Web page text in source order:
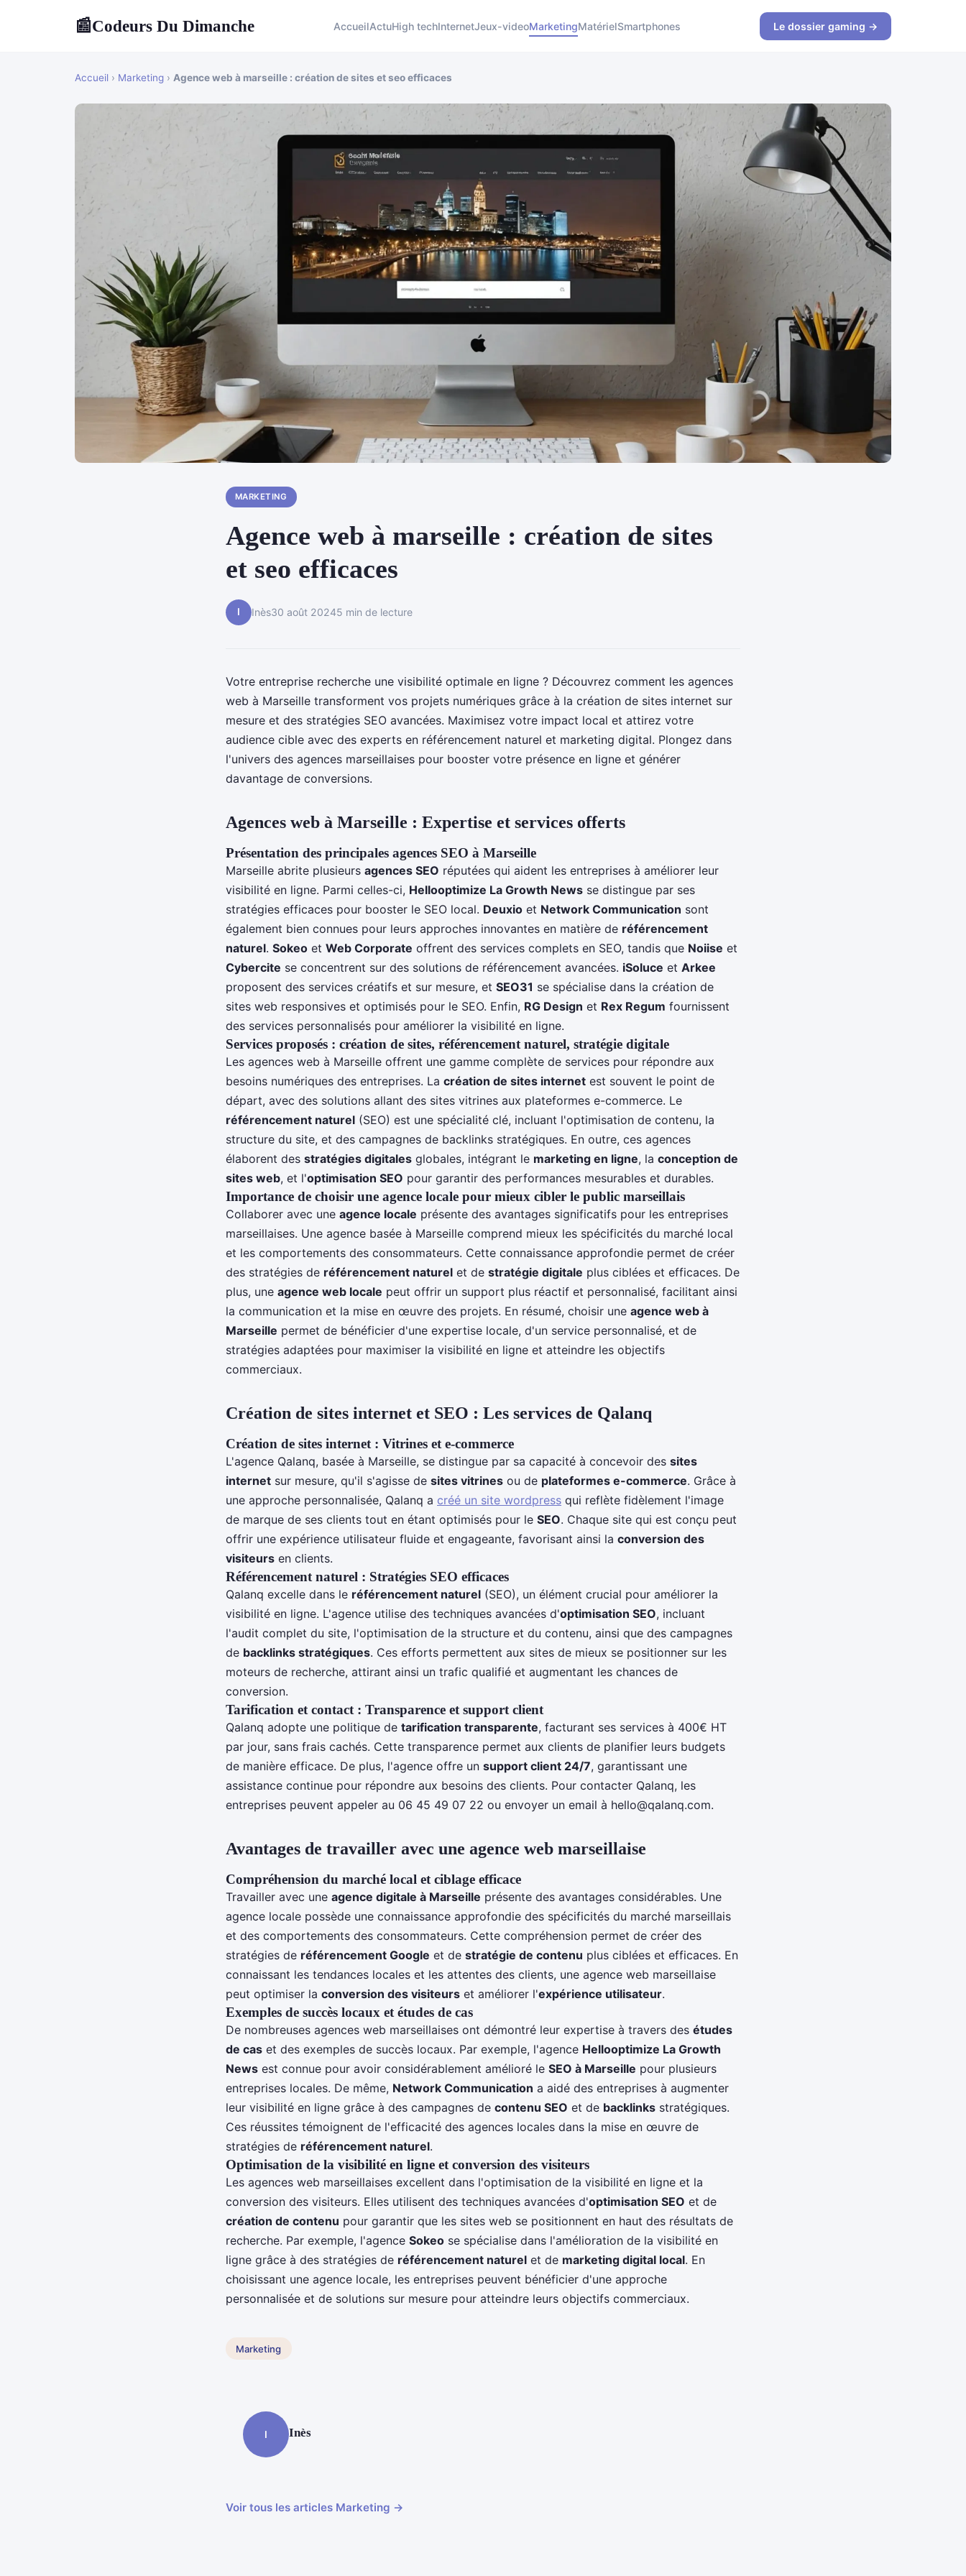
📰Codeurs Du Dimanche AccueilActuHigh techInternetJeux-videoMarketingMatérielSmartphones Le dossier gaming →
Accueil › Marketing › Agence web à marseille : création de sites et seo efficaces
MARKETING
Agence web à marseille : création de sites
et seo efficaces
I Inès30 août 20245 min de lecture
Votre entreprise recherche une visibilité optimale en ligne ? Découvrez comment les agences
web à Marseille transforment vos projets numériques grâce à la création de sites internet sur
mesure et des stratégies SEO avancées. Maximisez votre impact local et attirez votre
audience cible avec des experts en référencement naturel et marketing digital. Plongez dans
l'univers des agences marseillaises pour booster votre présence en ligne et générer
davantage de conversions.
Agences web à Marseille : Expertise et services offerts
Présentation des principales agences SEO à Marseille
Marseille abrite plusieurs agences SEO réputées qui aident les entreprises à améliorer leur
visibilité en ligne. Parmi celles-ci, Hellooptimize La Growth News se distingue par ses
stratégies efficaces pour booster le SEO local. Deuxio et Network Communication sont
également bien connues pour leurs approches innovantes en matière de référencement
naturel. Sokeo et Web Corporate offrent des services complets en SEO, tandis que Noiise et
Cybercite se concentrent sur des solutions de référencement avancées. iSoluce et Arkee
proposent des services créatifs et sur mesure, et SEO31 se spécialise dans la création de
sites web responsives et optimisés pour le SEO. Enfin, RG Design et Rex Regum fournissent
des services personnalisés pour améliorer la visibilité en ligne.
Services proposés : création de sites, référencement naturel, stratégie digitale
Les agences web à Marseille offrent une gamme complète de services pour répondre aux
besoins numériques des entreprises. La création de sites internet est souvent le point de
départ, avec des solutions allant des sites vitrines aux plateformes e-commerce. Le
référencement naturel (SEO) est une spécialité clé, incluant l'optimisation de contenu, la
structure du site, et des campagnes de backlinks stratégiques. En outre, ces agences
élaborent des stratégies digitales globales, intégrant le marketing en ligne, la conception de
sites web, et l'optimisation SEO pour garantir des performances mesurables et durables.
Importance de choisir une agence locale pour mieux cibler le public marseillais
Collaborer avec une agence locale présente des avantages significatifs pour les entreprises
marseillaises. Une agence basée à Marseille comprend mieux les spécificités du marché local
et les comportements des consommateurs. Cette connaissance approfondie permet de créer
des stratégies de référencement naturel et de stratégie digitale plus ciblées et efficaces. De
plus, une agence web locale peut offrir un support plus réactif et personnalisé, facilitant ainsi
la communication et la mise en œuvre des projets. En résumé, choisir une agence web à
Marseille permet de bénéficier d'une expertise locale, d'un service personnalisé, et de
stratégies adaptées pour maximiser la visibilité en ligne et atteindre les objectifs
commerciaux.
Création de sites internet et SEO : Les services de Qalanq
Création de sites internet : Vitrines et e-commerce
L'agence Qalanq, basée à Marseille, se distingue par sa capacité à concevoir des sites
internet sur mesure, qu'il s'agisse de sites vitrines ou de plateformes e-commerce. Grâce à
une approche personnalisée, Qalanq a créé un site wordpress qui reflète fidèlement l'image
de marque de ses clients tout en étant optimisés pour le SEO. Chaque site qui est conçu peut
offrir une expérience utilisateur fluide et engageante, favorisant ainsi la conversion des
visiteurs en clients.
Référencement naturel : Stratégies SEO efficaces
Qalanq excelle dans le référencement naturel (SEO), un élément crucial pour améliorer la
visibilité en ligne. L'agence utilise des techniques avancées d'optimisation SEO, incluant
l'audit complet du site, l'optimisation de la structure et du contenu, ainsi que des campagnes
de backlinks stratégiques. Ces efforts permettent aux sites de mieux se positionner sur les
moteurs de recherche, attirant ainsi un trafic qualifié et augmentant les chances de
conversion.
Tarification et contact : Transparence et support client
Qalanq adopte une politique de tarification transparente, facturant ses services à 400€ HT
par jour, sans frais cachés. Cette transparence permet aux clients de planifier leurs budgets
de manière efficace. De plus, l'agence offre un support client 24/7, garantissant une
assistance continue pour répondre aux besoins des clients. Pour contacter Qalanq, les
entreprises peuvent appeler au 06 45 49 07 22 ou envoyer un email à hello@qalanq.com.
Avantages de travailler avec une agence web marseillaise
Compréhension du marché local et ciblage efficace
Travailler avec une agence digitale à Marseille présente des avantages considérables. Une
agence locale possède une connaissance approfondie des spécificités du marché marseillais
et des comportements des consommateurs. Cette compréhension permet de créer des
stratégies de référencement Google et de stratégie de contenu plus ciblées et efficaces. En
connaissant les tendances locales et les attentes des clients, une agence web marseillaise
peut optimiser la conversion des visiteurs et améliorer l'expérience utilisateur.
Exemples de succès locaux et études de cas
De nombreuses agences web marseillaises ont démontré leur expertise à travers des études
de cas et des exemples de succès locaux. Par exemple, l'agence Hellooptimize La Growth
News est connue pour avoir considérablement amélioré le SEO à Marseille pour plusieurs
entreprises locales. De même, Network Communication a aidé des entreprises à augmenter
leur visibilité en ligne grâce à des campagnes de contenu SEO et de backlinks stratégiques.
Ces réussites témoignent de l'efficacité des agences locales dans la mise en œuvre de
stratégies de référencement naturel.
Optimisation de la visibilité en ligne et conversion des visiteurs
Les agences web marseillaises excellent dans l'optimisation de la visibilité en ligne et la
conversion des visiteurs. Elles utilisent des techniques avancées d'optimisation SEO et de
création de contenu pour garantir que les sites web se positionnent en haut des résultats de
recherche. Par exemple, l'agence Sokeo se spécialise dans l'amélioration de la visibilité en
ligne grâce à des stratégies de référencement naturel et de marketing digital local. En
choisissant une agence locale, les entreprises peuvent bénéficier d'une approche
personnalisée et de solutions sur mesure pour atteindre leurs objectifs commerciaux.
Marketing
I Inès
Voir tous les articles Marketing →